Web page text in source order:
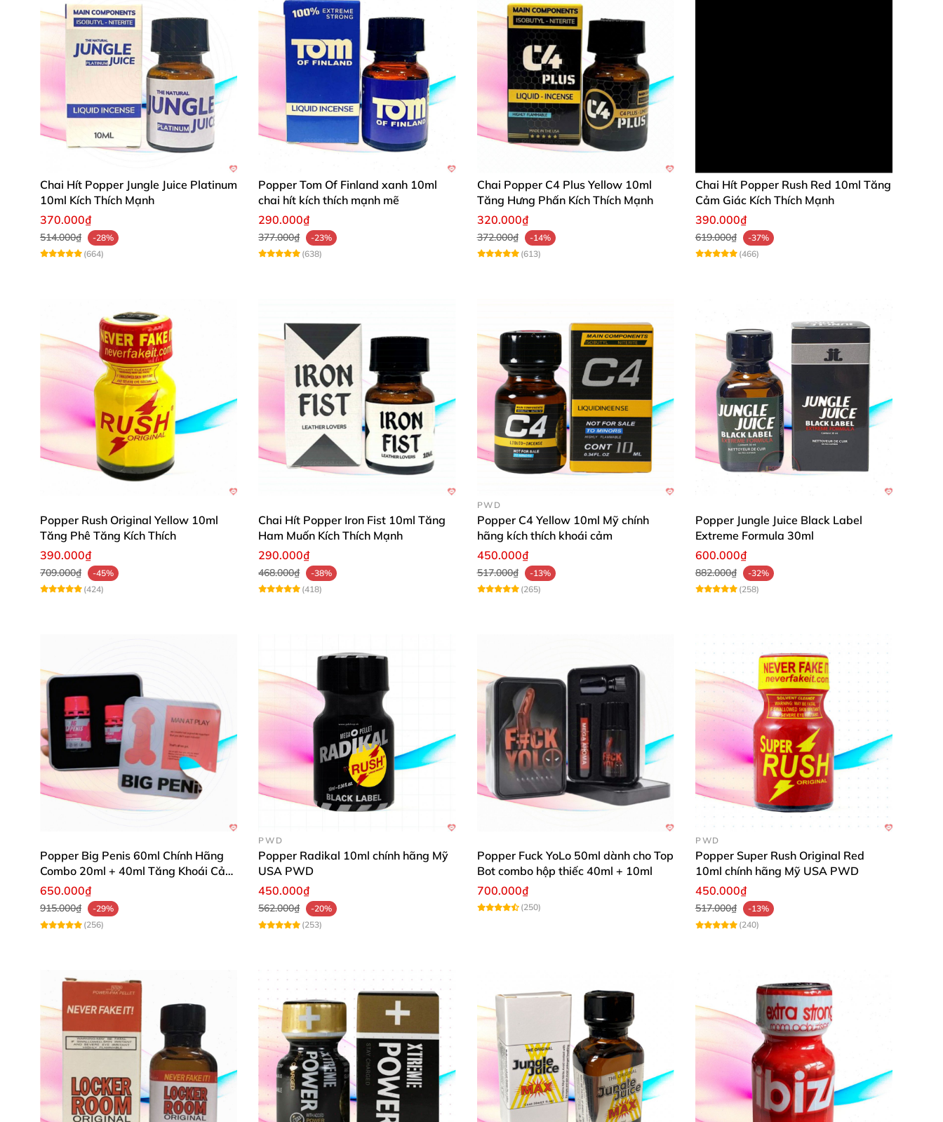
Hàng chất hộp nhìncũngrất là chất
Dụng cụ hít tặng kèm
Chai lớn dung tích 40ml
Chai Hít Popper Jungle Juice Platinum
10ml Kích Thích Mạnh
370.000₫
514.000₫
-28%
(664)
Popper Tom Of Finland xanh 10ml
chai hít kích thích mạnh mẽ
290.000₫
377.000₫
-23%
(638)
Chai Popper C4 Plus Yellow 10ml
Tăng Hưng Phấn Kích Thích Mạnh
320.000₫
372.000₫
-14%
(613)
Chai Hít Popper Rush Red 10ml Tăng
Cảm Giác Kích Thích Mạnh
390.000₫
619.000₫
-37%
(466)
Popper Rush Original Yellow 10ml
Tăng Phê Tăng Kích Thích
390.000₫
709.000₫
-45%
(424)
Chai Hít Popper Iron Fist 10ml Tăng
Ham Muốn Kích Thích Mạnh
290.000₫
468.000₫
-38%
(418)
PWD
Popper C4 Yellow 10ml Mỹ chính
hãng kích thích khoái cảm
450.000₫
517.000₫
-13%
(265)
Popper Jungle Juice Black Label
Extreme Formula 30ml
600.000₫
882.000₫
-32%
(258)
Popper Big Penis 60ml Chính Hãng
Combo 20ml + 40ml Tăng Khoái Cảm
Cho Top & Bot
650.000₫
915.000₫
-29%
(256)
PWD
Popper Radikal 10ml chính hãng Mỹ
USA PWD
450.000₫
562.000₫
-20%
(253)
Popper Fuck YoLo 50ml dành cho Top
Bot combo hộp thiếc 40ml + 10ml
700.000₫
(250)
PWD
Popper Super Rush Original Red
10ml chính hãng Mỹ USA PWD
450.000₫
517.000₫
-13%
(240)